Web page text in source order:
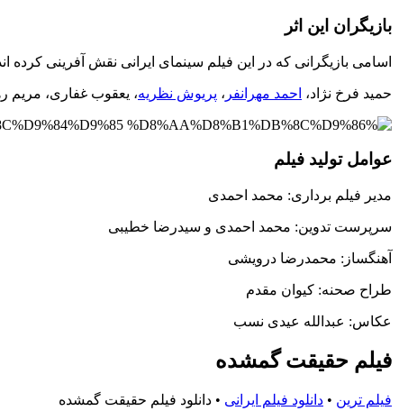
بازیگران این اثر
اسامی بازیگرانی که در این فیلم سینمای ایرانی نقش آفرینی کرده
حمید فرخ نژاد، احمد مهرانفر ، پریوش نظریه، یعقوب غفاری، مریم
عوامل تولید فیلم
مدیر فیلم برداری: محمد احمدی
سرپرست تدوین: محمد احمدی و سیدرضا خطیبی
آهنگساز: محمدرضا درویشی
طراح صحنه: کیوان مقدم
عکاس: عبدالله عیدی نسب
فیلم حقیقت گمشده
فیلم ترین • دانلود فیلم ایرانی • دانلود فیلم حقیقت گمشده